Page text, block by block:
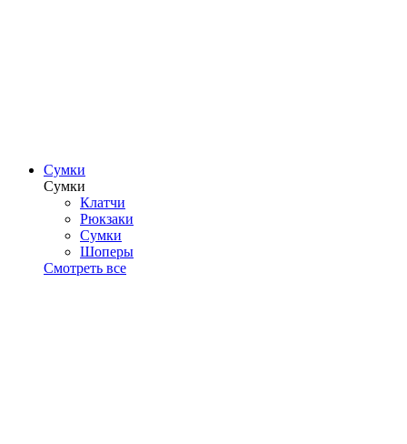
Сумки
Сумки
Клатчи
Рюкзаки
Сумки
Шоперы
Смотреть все